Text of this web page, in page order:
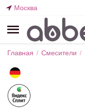
Москва
Главная / Смесители /